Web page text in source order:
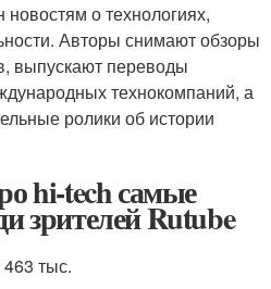
о технологиях,
Авторы снимают обзоры
выпускают переводы
технокомпаний, а
ролики об истории
hi-tech самые
зрителей Rutube
тыс.